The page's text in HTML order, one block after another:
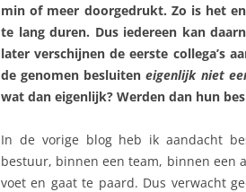
min of meer doorgedrukt. Zo is het
te lang duren. Dus iedereen kan
later verschijnen de eerste collega’s
de genomen besluiteneigenlijk niet
wat dan eigenlijk? Werden dan hun
In de vorige blog heb ik aandacht
bestuur, binnen een team, binnen een
voet en gaat te paard. Dus verwacht